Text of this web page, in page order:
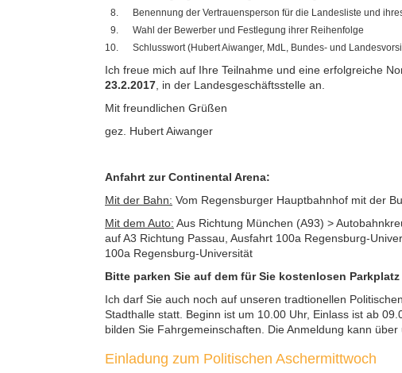
Benennung der Vertrauensperson für die Landesliste und
Wahl der Bewerber und Festlegung ihrer Reihenfolge
Schlusswort (Hubert Aiwanger, MdL, Bundes- und
Ich freue mich auf Ihre Teilnahme und eine erfolgreiche
23.2.2017 , in der Landesgeschäftsstelle an.
Mit freundlichen Grüßen
gez. Hubert Aiwanger
Anfahrt zur Continental Arena:
Mit der Bahn: Vom Regensburger Hauptbahnhof mit der
Mit dem Auto: Aus Richtung München (A93) >
auf A3 Richtung Passau, Ausfahrt 100a Regensburg-
100a Regensburg-Universität
Bitte parken Sie auf dem für Sie kostenlosen
Ich darf Sie auch noch auf unseren tradtionellen
Stadthalle statt. Beginn ist um 10.00 Uhr, Einlass ist ab
bilden Sie Fahrgemeinschaften. Die Anmeldung kann
Einladung zum Politischen Aschermittwoch